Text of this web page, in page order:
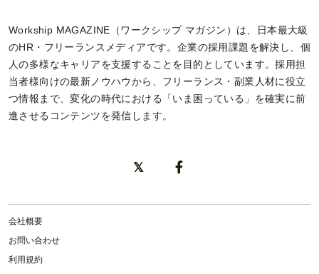
Workship MAGAZINE（ワークシップ マガジン）は、日本最大級
のHR・フリーランスメディアです。企業の採用課題を解決し、個
人の多様なキャリアを支援することを目的としています。採用担
当者様向けの最新ノウハウから、フリーランス・副業人材に役立
つ情報まで、変化の時代における「いま困っている」を確実に前
進させるコンテンツを発信します。
会社概要
お問い合わせ
利用規約